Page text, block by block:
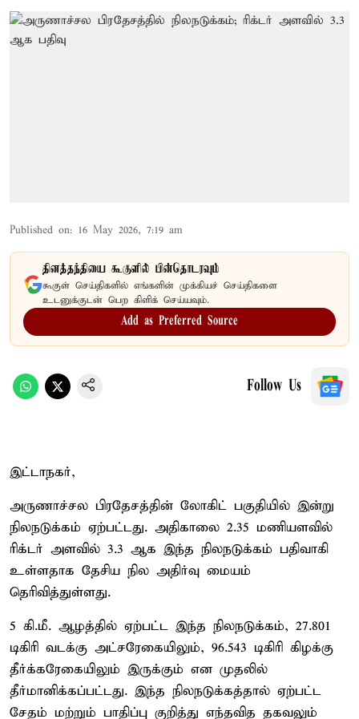
Published on: 16 May 2026, 7:19 am
தினத்தந்தியை கூகுளில் பின்தொடரவும்
கூகுள் செய்திகளில் எங்களின் முக்கியச் செய்திகளை
உடனுக்குடன் பெற கிளிக் செய்யவும்.
Add as Preferred Source
Follow Us
இட்டாநகர்,
அருணாச்சல பிரதேசத்தின் லோகிட் பகுதியில் இன்று
நிலநடுக்கம் ஏற்பட்டது. அதிகாலை 2.35 மணியளவில்
ரிக்டர் அளவில் 3.3 ஆக இந்த நிலநடுக்கம் பதிவாகி
உள்ளதாக தேசிய நில அதிர்வு மையம்
தெரிவித்துள்ளது.
5 கி.மீ. ஆழத்தில் ஏற்பட்ட இந்த நிலநடுக்கம், 27.801
டிகிரி வடக்கு அட்சரேகையிலும், 96.543 டிகிரி கிழக்கு
தீர்க்கரேகையிலும் இருக்கும் என முதலில்
தீர்மானிக்கப்பட்டது. இந்த நிலநடுக்கத்தால் ஏற்பட்ட
சேதம் மற்றும் பாதிப்பு குறித்து எந்தவித தகவலும்